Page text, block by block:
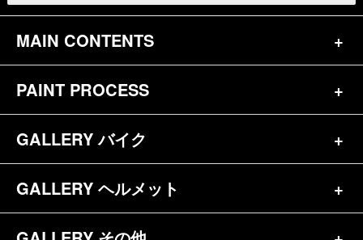
MAIN CONTENTS
トップページ
お問合せ
参考価格
PAINT PROCESS
バイク（180）
ヘルメット（84）
GALLERY バイク
バイク一覧（184）
ハーレー（141）
GALLERY ヘルメット